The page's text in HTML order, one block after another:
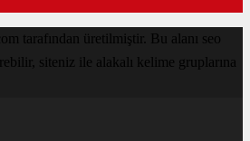
tarafından üretilmiştir. Bu alanı seo
siteniz ile alakalı kelime gruplarına